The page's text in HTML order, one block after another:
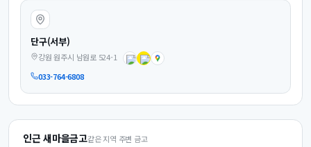
단구(서부)
강원 원주시 남원로 524-1
033-764-6808
인근 새마을금고같은 지역 주변 금고